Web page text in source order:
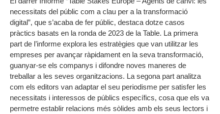
necessitats del públic com a clau per a la transformació
digital”, que s’acaba de fer públic, destaca dotze casos
pràctics basats en la ronda de 2023 de la Table. La primera
part de l’informe explora les estratègies que van utilitzar les
empreses per avançar ràpidament en la seva transformació,
guanyar-se els companys i difondre noves maneres de
treballar a les seves organitzacions. La segona part analitza
com els editors van adaptar el seu periodisme per satisfer les
necessitats i interessos de públics específics, cosa que els va
permetre establir relacions més sòlides amb els seus lectors i